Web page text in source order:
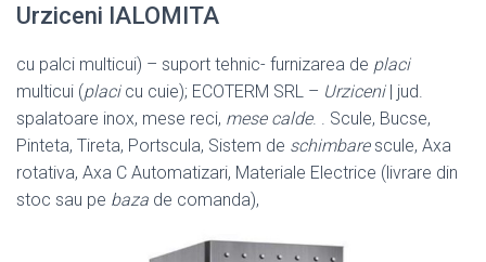
Urziceni IALOMITA
cu palci multicui) – suport tehnic- furnizarea de placi
multicui (placicu cuie); ECOTERM SRL – Urziceni| jud.
spalatoare inox, mese reci, mese calde. . Scule, Bucse,
Pinteta, Tireta, Portscula, Sistem de schimbarescule, Axa
rotativa, Axa C Automatizari, Materiale Electrice (livrare din
stoc sau pe baza de comanda),